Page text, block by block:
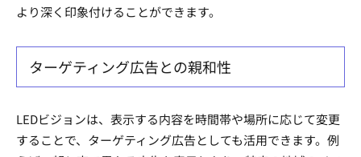
より深く印象付けることができます。
ターゲティング広告との親和性
LEDビジョンは、表示する内容を時間帯や場所に応じて変更
することで、ターゲティング広告としても活用できます。例